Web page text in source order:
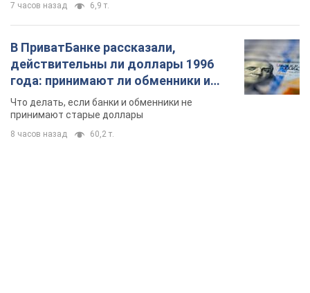
7 часов назад 6,9 т.
В ПриватБанке рассказали,
действительны ли доллары 1996
года: принимают ли обменники и
банки такие купюры
Что делать, если банки и обменники не
принимают старые доллары
8 часов назад 60,2 т.